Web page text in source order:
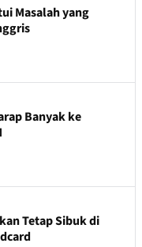
Masalah yang
Banyak ke
Tetap Sibuk di